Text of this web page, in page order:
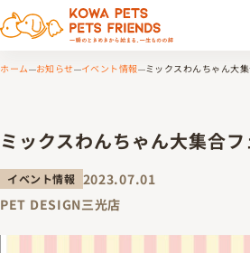
ホーム お知らせ イベント情報 ミックスわんちゃん大
ミックスわんちゃん大集合
イベント情報 2023.07.01
PET DESIGN三光店